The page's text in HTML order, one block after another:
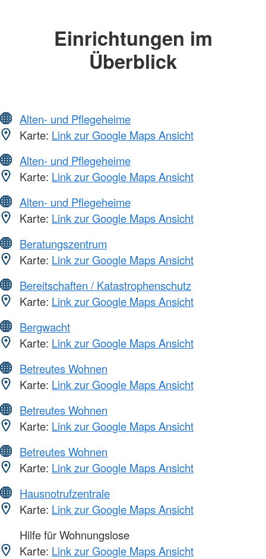
Einrichtungen im
Überblick
Alten- und Pflegeheime
Karte: Link zur Google Maps Ansicht
Alten- und Pflegeheime
Karte: Link zur Google Maps Ansicht
Alten- und Pflegeheime
Karte: Link zur Google Maps Ansicht
Beratungszentrum
Karte: Link zur Google Maps Ansicht
Bereitschaften / Katastrophenschutz
Karte: Link zur Google Maps Ansicht
Bergwacht
Karte: Link zur Google Maps Ansicht
Betreutes Wohnen
Karte: Link zur Google Maps Ansicht
Betreutes Wohnen
Karte: Link zur Google Maps Ansicht
Betreutes Wohnen
Karte: Link zur Google Maps Ansicht
Hausnotrufzentrale
Karte: Link zur Google Maps Ansicht
Hilfe für Wohnungslose
Karte: Link zur Google Maps Ansicht